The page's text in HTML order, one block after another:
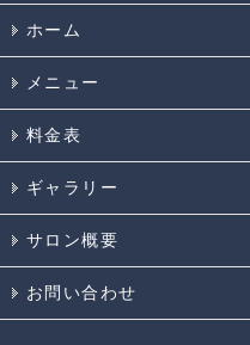
ホーム
メニュー
料金表
ギャラリー
サロン概要
お問い合わせ